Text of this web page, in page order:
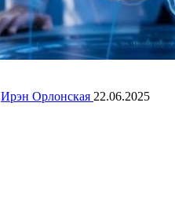
Ирэн Орлонская 22.06.2025